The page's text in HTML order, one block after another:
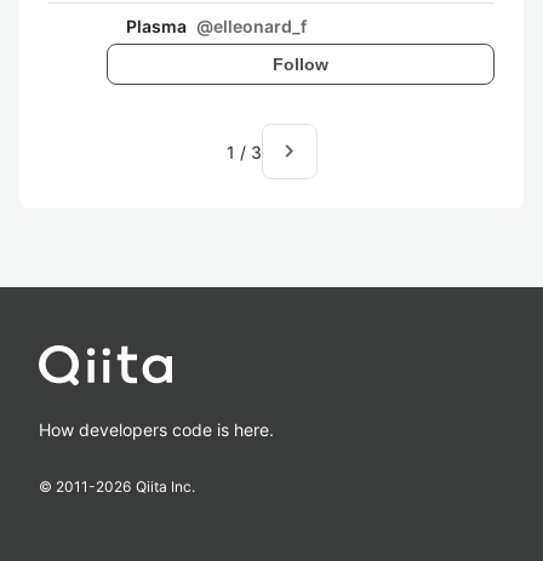
Plasma @elleonard_f
Follow
1 / 3 navigate_next
How developers code is here.
© 2011-2026 Qiita Inc.